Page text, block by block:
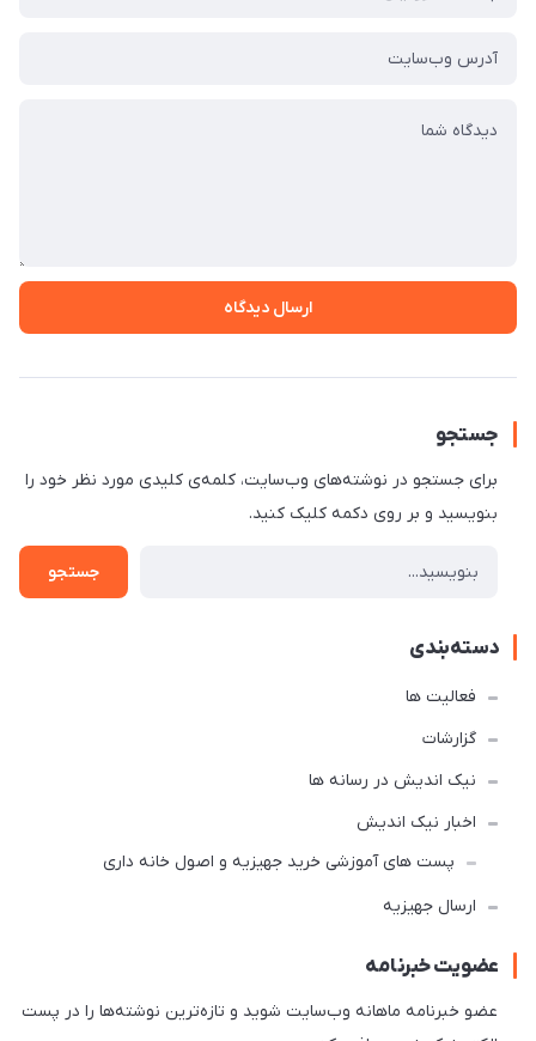
ارسال دیدگاه
جستجو
برای جستجو در نوشته‌های وب‌سایت، کلمه‌ی کلیدی مورد نظر خود را
بنویسید و بر روی دکمه کلیک کنید.
جستجو
دسته‌بندی
فعالیت ها
گزارشات
نیک اندیش در رسانه ها
اخبار نیک اندیش
پست های آموزشی خرید جهیزیه و اصول خانه داری
ارسال جهیزیه
عضویت خبرنامه
عضو خبرنامه ماهانه وب‌سایت شوید و تازه‌ترین نوشته‌ها را در پست